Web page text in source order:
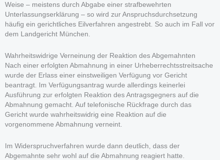
Weise – meistens durch Abgabe einer strafbewehrten
Unterlassungserklärung – so wird zur Anspruchsdurchsetzung
häufig ein gerichtliches Eilverfahren angestrebt. So auch im Fall vor
dem Landgericht München.
Wahrheitswidrige Verneinung der Reaktion des Abgemahnten
Nach einer erfolgten Abmahnung in einer Urheberrechtsstreitsache
wurde der Erlass einer einstweiligen Verfügung vor Gericht
beantragt. Im Verfügungsantrag wurde allerdings keinerlei
Ausführung zur erfolgten Reaktion des Antragsgegners auf die
Abmahnung gemacht. Auf telefonische Rückfrage durch das
Gericht wurde wahrheitswidrig eine Reaktion auf die
vorgenommene Abmahnung verneint.
Im Widerspruchverfahren wurde dann deutlich, dass der
Abgemahnte sehr wohl auf die Abmahnung reagiert hatte.